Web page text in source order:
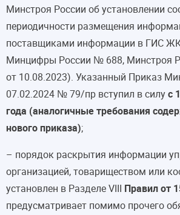
Минстроя России об установлении
периодичности размещения
поставщиками информации в ГИС
Минцифры России № 688, Минстроя
от 10.08.2023). Указанный Приказ
07.02.2024 № 79/пр вступил в силус
года (аналогичные требования
нового приказа);
– порядок раскрытия информации
организацией, товариществом или
установлен в Разделе VIII Правил от
предусматривает помимо прочего